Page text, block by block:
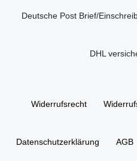
Deutsche Post Brief/
DHL
Widerrufs­recht
Daten­schutz­erklärung AGB